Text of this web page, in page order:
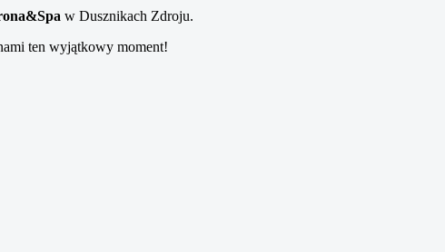
w Dusznikach Zdroju.
ten wyjątkowy moment!